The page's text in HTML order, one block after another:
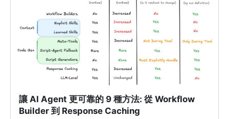
讓 AI Agent 更可靠的 9 種方法: 從 Workflow
Builder 到 Response Caching